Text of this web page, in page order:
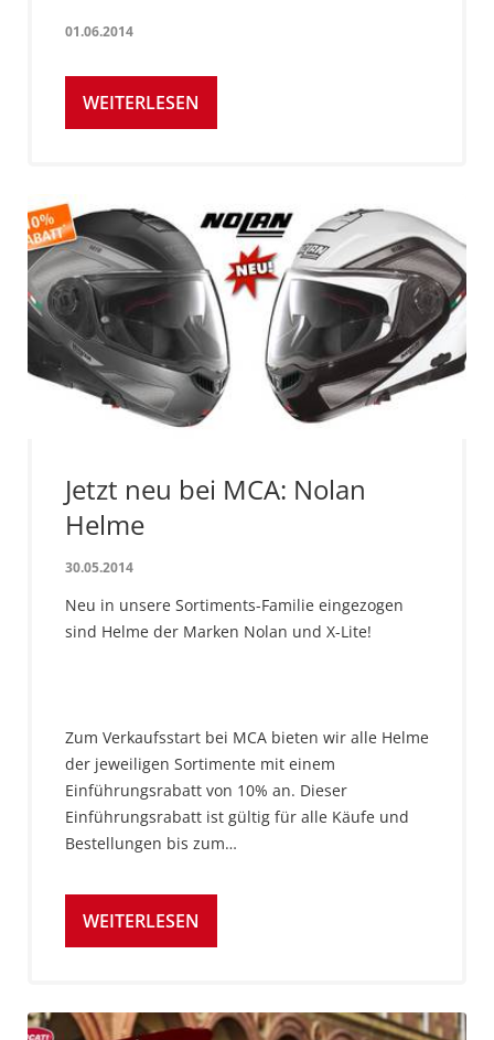
01.06.2014
WEITERLESEN
Jetzt neu bei MCA: Nolan
Helme
30.05.2014
Neu in unsere Sortiments-Familie eingezogen
sind Helme der Marken Nolan und X-Lite!
Zum Verkaufsstart bei MCA bieten wir alle Helme
der jeweiligen Sortimente mit einem
Einführungsrabatt von 10% an. Dieser
Einführungsrabatt ist gültig für alle Käufe und
Bestellungen bis zum…
WEITERLESEN